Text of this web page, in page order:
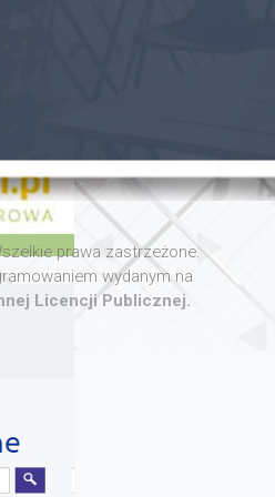
prawa zastrzeżone.
wydanym na
Licencji Publicznej.